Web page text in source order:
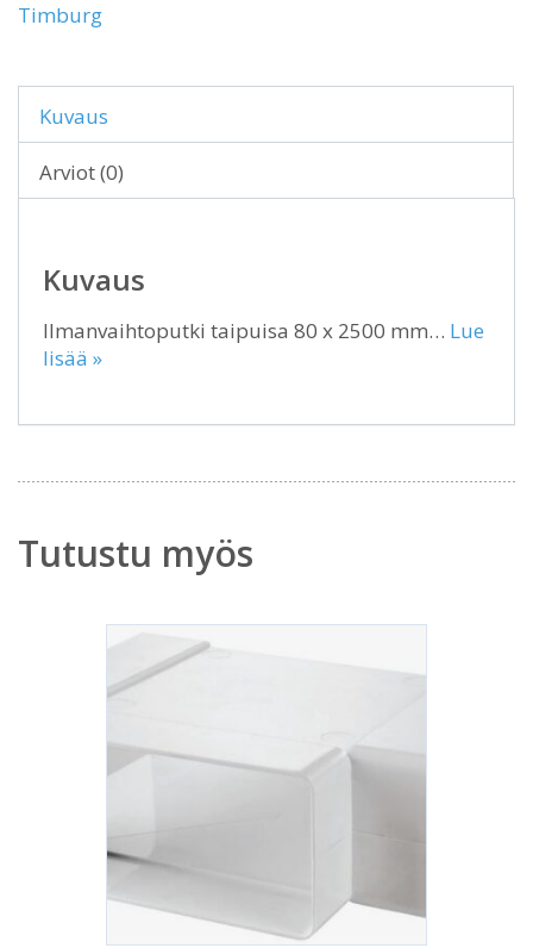
Timburg
Kuvaus
Arviot (0)
Kuvaus
Ilmanvaihtoputki taipuisa 80 x 2500 mm… Lue
lisää »
Tutustu myös